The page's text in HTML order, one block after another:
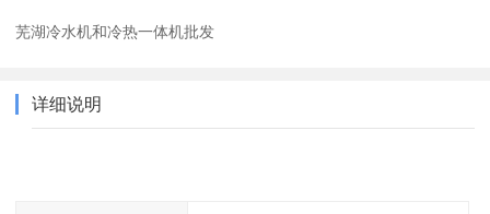
芜湖冷水机和冷热一体机批发
详细说明